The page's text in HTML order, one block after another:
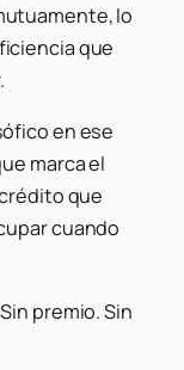
lo
que
en ese
marca el
que
cuando
premio. Sin